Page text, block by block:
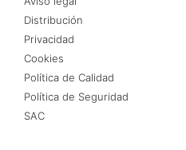
Distribución
Privacidad
Cookies
Política de Calidad
Política de Seguridad
SAC